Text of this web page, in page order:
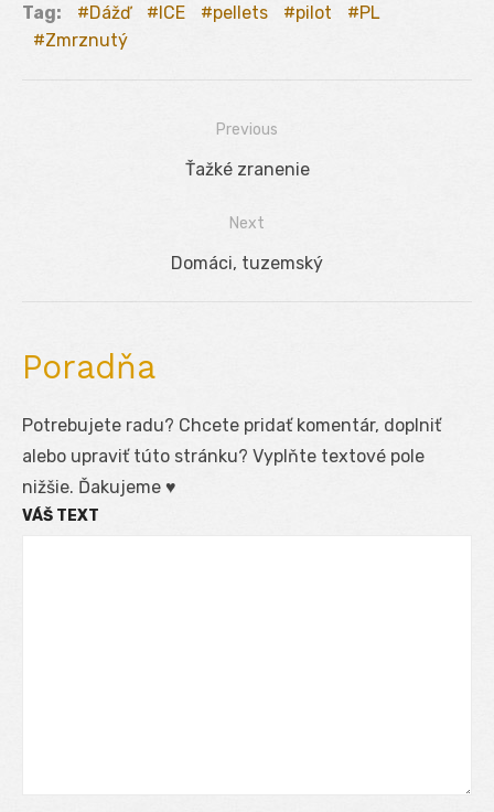
Tag: Dážď ICE pellets pilot
PL
Zmrznutý
Previous
Previous
Ťažké zranenie
Next
Next
Domáci, tuzemský
Poradňa
Potrebujete radu? Chcete pridať komentár, doplniť
alebo upraviť túto stránku? Vyplňte textové pole
nižšie. Ďakujeme ♥
VÁŠ TEXT